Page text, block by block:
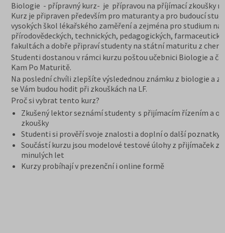
Biologie - přípravný kurz- je přípravou na příjímací zkoušky na
Kurz je připraven především pro maturanty a pro budoucí
vysokých škol lékařského zaměření a zejména pro studium na
přírodovědeckých, technických, pedagogických,
fakultách a dobře připraví studenty na státní maturitu z
Studenti dostanou v rámci kurzu poštou učebnici Biologie a
Kam Po Maturitě.
Na poslední chvíli zlepšíte výsledednou známku z biologie a
se Vám budou hodit při zkouškách na LF.
Proč si vybrat tento kurz?
Zkušený lektor seznámí studenty s přijímacím řízením a
zkoušky
Studenti si prověří svoje znalosti a doplní o další poznatky
Součástí kurzu jsou modelové testové úlohy z přijímaček z
minulých let
Kurzy probíhají v prezenční i online formě